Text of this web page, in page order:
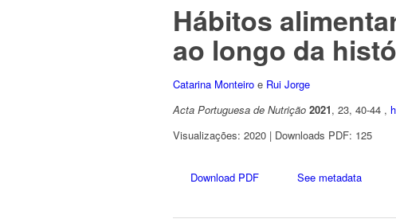
Hábitos
ao longo da
Catarina Monteiro e Rui Jorge
Acta Portuguesa de Nutrição 2021, 23, 40-44 ,
Visualizações: 2020 | Downloads PDF: 125
Download PDF See metadata